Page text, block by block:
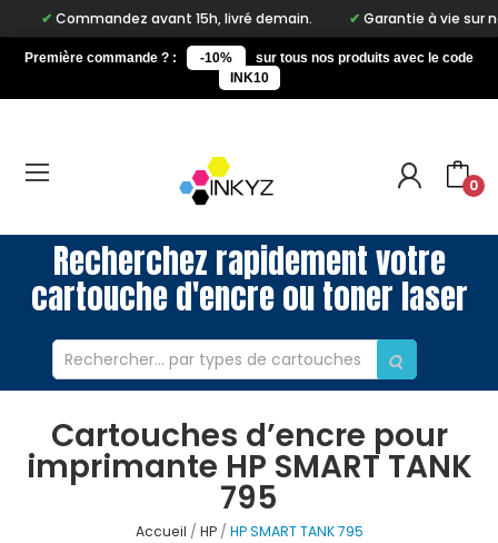
Commandez avant 15h, livré demain. Garantie à vie sur
Première commande ? : -10%
sur tous nos produits avec le code
INK10
0
Recherchez rapidement votre
cartouche d'encre ou toner laser
Cartouches d’encre pour
imprimante HP SMART TANK
795
Accueil HP HP SMART TANK 795